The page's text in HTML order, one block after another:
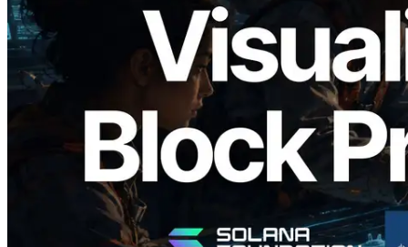
Validators Solutions запускает Solana
Block Analyzer — визуализация
времени генерации блоков и
назначенных валидаторов на уровне
слотов
Читать статью